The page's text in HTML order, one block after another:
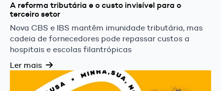
A reforma tributária e o custo invisível para o
terceiro setor
Nova CBS e IBS mantêm imunidade tributária, mas
cadeia de fornecedores pode repassar custos a
hospitais e escolas filantrópicas
Ler mais